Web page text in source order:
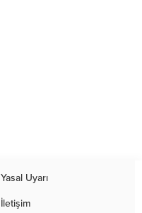
Yasal Uyarı
İletişim